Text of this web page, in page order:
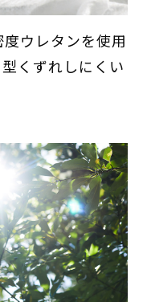
ウレタンを使用
くずれしにくい